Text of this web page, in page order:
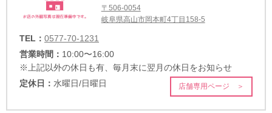
〒506-0054
岐阜県高山市岡本町4丁目158-5
TEL： 0577-70-1231
営業時間： 10:00〜16:00
※上記以外の休日も有、毎月末に翌月の休日をお知らせ
定休日： 水曜日/日曜日 店舗専用ページ ＞